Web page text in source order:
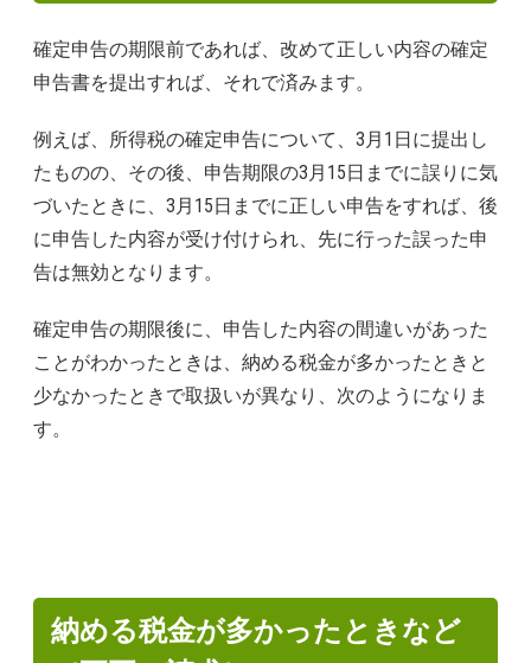
確定申告の期限前であれば、改めて正しい内容の確定
申告書を提出すれば、それで済みます。
例えば、所得税の確定申告について、3月1日に提出し
たものの、その後、申告期限の3月15日までに誤りに気
づいたときに、3月15日までに正しい申告をすれば、後
に申告した内容が受け付けられ、先に行った誤った申
告は無効となります。
確定申告の期限後に、申告した内容の間違いがあった
ことがわかったときは、納める税金が多かったときと
少なかったときで取扱いが異なり、次のようになりま
す。
納める税金が多かったときなど